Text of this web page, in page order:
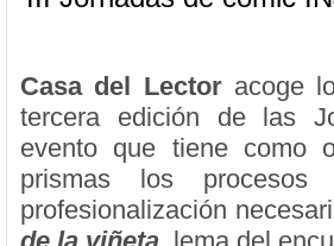
Casa del Lector acoge
tercera edición de las
evento que tiene como
prismas los procesos
profesionalización